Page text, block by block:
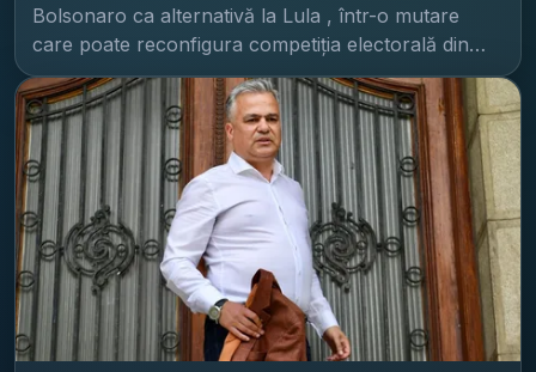
Bolsonaro ca alternativă la Lula , într-o mutare
care poate reconfigura competiția electorală din
octombrie și readuce în prim-plan brandul politic
„Bolsonaro”, în pofida condamnării fostului
președinte. Informațiile sunt prezentate de Digi24 .
Flavio Bolsonaro, senator și fiul cel mare al lui Jair
Bolsonaro , a fost desemnat de principalul partid de
dreapta din Brazilia pentru a-l înfrunta pe
președintele de stânga Luiz Inacio Lula da Silva la
alegerile prezidențiale din octombrie, potrivit
France24, citat de Digi24. Nominalizarea a fost
făcută în cadrul unei convenții a Partidului Liberal
(PL) la São Paulo, unde urmează să fie oficializat